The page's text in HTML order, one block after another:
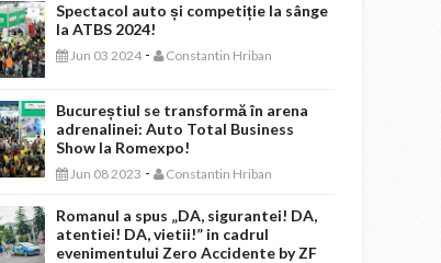
Spectacol auto și competiție la sânge
la ATBS 2024!
Jun 03 2024 - Constantin Hriban
Bucureștiul se transformă în arena
adrenalinei: Auto Total Business
Show la Romexpo!
Jun 08 2023 - Constantin Hriban
Romanul a spus „DA, sigurantei! DA,
atentiei! DA, vietii!” in cadrul
evenimentului Zero Accidente by ZF